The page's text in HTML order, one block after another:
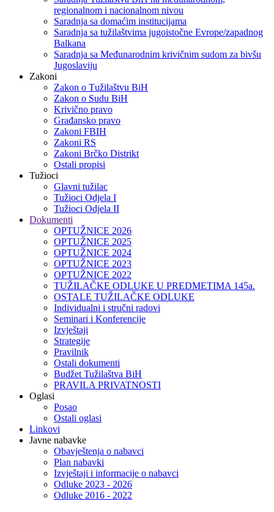
regionalnom i nacionalnom nivou
Saradnja sa domaćim institucijama
Saradnja sa tužilaštvima jugoistočne Evrope/zapadnog
Balkana
Saradnja sa Međunarodnim krivičnim sudom za bivšu
Jugoslaviju
Zakoni
Zakon o Тužilaštvu BiH
Zakon o Sudu BiH
Krivično pravo
Građansko pravo
Zakoni FBIH
Zakoni RS
Zakoni Brčko Distrikt
Ostali propisi
Tužioci
Glavni tužilac
Tužioci Odjela I
Tužioci Odjela II
Dokumenti
OPTUŽNICE 2026
OPTUŽNICE 2025
OPTUŽNICE 2024
OPTUŽNICE 2023
OPTUŽNICE 2022
TUŽILAČKE ODLUKE U PREDMETIMA 145a.
OSTALE TUŽILAČKE ODLUKE
Individualni i stručni radovi
Seminari i Konferencije
Izvještaji
Strategije
Pravilnik
Ostali dokumenti
Budžet Tužilaštva BiH
PRAVILA PRIVATNOSTI
Oglasi
Posao
Ostali oglasi
Linkovi
Javne nabavke
Obavještenja o nabavci
Plan nabavki
Izvještaji i informacije o nabavci
Odluke 2023 - 2026
Odluke 2016 - 2022